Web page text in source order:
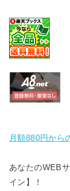
月額880円から
あなたのWEB
イン】！